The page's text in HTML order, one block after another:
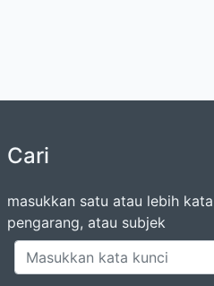
Cari
masukkan satu atau lebih
pengarang, atau subjek